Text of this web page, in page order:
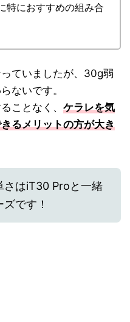
特におすすめの組み合
ていましたが、30g弱
ないです。
ことなく、 ケラレを気
るメリットの方が大き
さはiT30 Proと一緒
です！